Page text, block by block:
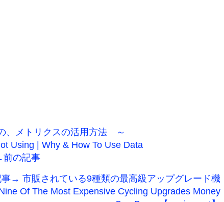
、メトリクスの活用方法 ～
Using | Why & How To Use Data
前の記事
事→ 市販されている9種類の最高級アップグレード機
Of The Most Expensive Cycling Upgrades Money